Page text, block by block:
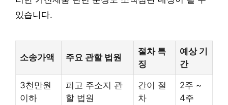
있습니다.
소송가액 주요 관할 법원
절차 특
징
예상 기
간
3천만원
이하
피고 주소지 관
할 법원
간이 절
차
2주 ~
4주